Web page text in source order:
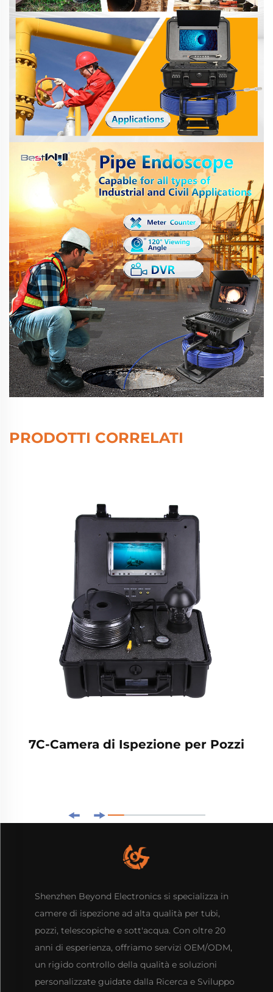
PRODOTTI CORRELATI
7C-Camera di Ispezione per Pozzi
Shenzhen Beyond Electronics si specializza in
camere di ispezione ad alta qualità per tubi,
pozzi, telescopiche e sott'acqua. Con oltre 20
anni di esperienza, offriamo servizi OEM/ODM,
un rigido controllo della qualità e soluzioni
personalizzate guidate dalla Ricerca e Sviluppo